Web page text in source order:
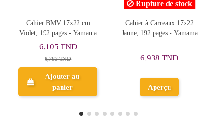
Cahier à Carreaux 17x22
Jaune, 192 pages - Yamama
6,938 TND
Aperçu
Cahier Piqué à Carreaux
17x22 Jaune, 192 pages -
5,998 TND
Ajouter au
panier